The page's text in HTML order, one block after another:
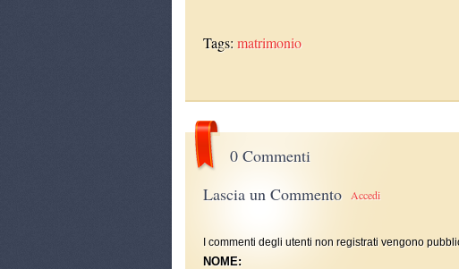
Tags:matrimonio
0 Commenti
Lascia un Commento
Accedi
I commenti degli utenti non registrati vengono
NOME: